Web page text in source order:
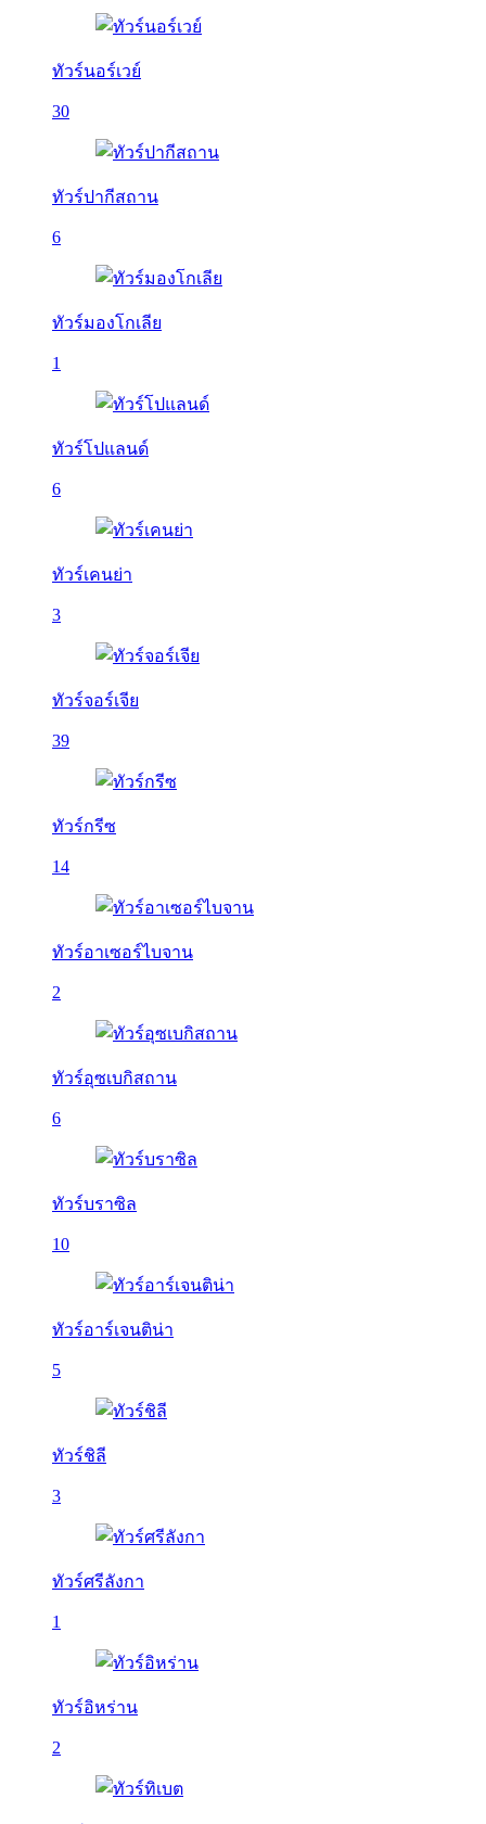
ทัวร์นอร์เวย์
30
ทัวร์ปากีสถาน
6
ทัวร์มองโกเลีย
1
ทัวร์โปแลนด์
6
ทัวร์เคนย่า
3
ทัวร์จอร์เจีย
39
ทัวร์กรีซ
14
ทัวร์อาเซอร์ไบจาน
2
ทัวร์อุซเบกิสถาน
6
ทัวร์บราซิล
10
ทัวร์อาร์เจนติน่า
5
ทัวร์ชิลี
3
ทัวร์ศรีลังกา
1
ทัวร์อิหร่าน
2